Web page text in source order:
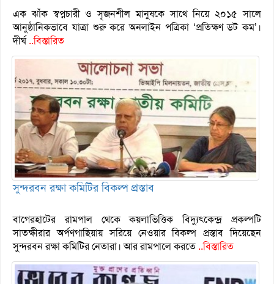
এক ঝাঁক স্বপ্নচারী ও সৃজনশীল মানুষকে সাথে নিয়ে ২০১৫ সালে
আনুষ্ঠানিকভাবে যাত্রা শুরু করে অনলাইন পত্রিকা ‘প্রতিক্ষণ ডট কম’।
দীর্ঘ..বিস্তারিত
সুন্দরবন রক্ষা কমিটির বিকল্প প্রস্তাব
বাগেরহাটের রামপাল থেকে কয়লাভিত্তিক বিদ্যুৎকেন্দ্র প্রকল্পটি
সাতক্ষীরার অর্পণগাছিয়ায় সরিয়ে নেওয়ার বিকল্প প্রস্তাব দিয়েছেন
সুন্দরবন রক্ষা কমিটির নেতারা। আর রামপালে করতে ..বিস্তারিত